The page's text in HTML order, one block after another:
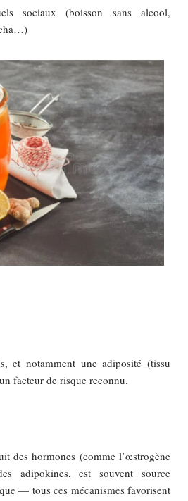
sociaux (boisson sans alcool,
et notamment une adiposité (tissu
facteur de risque reconnu.
des hormones (comme l’œstrogène
adipokines, est souvent source
— tous ces mécanismes favorisent